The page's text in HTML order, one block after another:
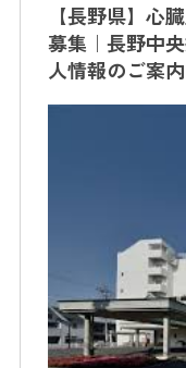
【長野県】心
募集｜長野中
人情報のご案内